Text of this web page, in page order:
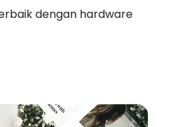
dengan hardware